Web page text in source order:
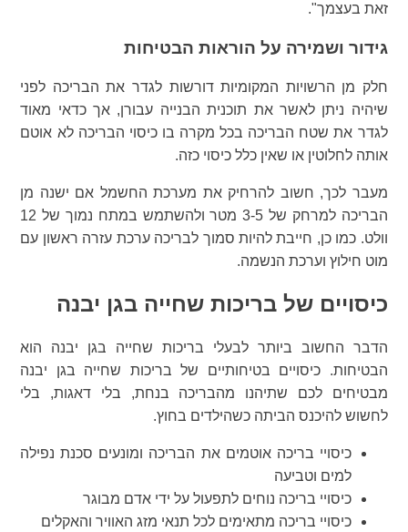
זאת בעצמך".
גידור ושמירה על הוראות הבטיחות
חלק מן הרשויות המקומיות דורשות לגדר את הבריכה לפני
שיהיה ניתן לאשר את תוכנית הבנייה עבורן, אך כדאי מאוד
לגדר את שטח הבריכה בכל מקרה בו כיסוי הבריכה לא אוטם
אותה לחלוטין או שאין כלל כיסוי כזה.
מעבר לכך, חשוב להרחיק את מערכת החשמל אם ישנה מן
הבריכה למרחק של 3-5 מטר ולהשתמש במתח נמוך של 12
וולט. כמו כן, חייבת להיות סמוך לבריכה ערכת עזרה ראשון עם
מוט חילוץ וערכת הנשמה.
כיסויים של בריכות שחייה בגן יבנה
הדבר החשוב ביותר לבעלי בריכות שחייה בגן יבנה הוא
הבטיחות. כיסויים בטיחותיים של בריכות שחייה בגן יבנה
מבטיחים לכם שתיהנו מהבריכה בנחת, בלי דאגות, בלי
לחשוש להיכנס הביתה כשהילדים בחוץ.
כיסויי בריכה אוטמים את הבריכה ומונעים סכנת נפילה
למים וטביעה
כיסויי בריכה נוחים לתפעול על ידי אדם מבוגר
כיסויי בריכה מתאימים לכל תנאי מזג האוויר והאקלים